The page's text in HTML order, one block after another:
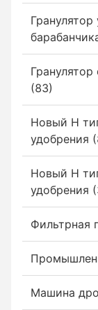
(83)
Новый Н
удобрения
Новый Н
удобрения
Фильтрная
Машина